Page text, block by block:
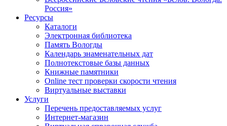
Россия»
Ресурсы
Каталоги
Электронная библиотека
Память Вологды
Календарь знаменательных дат
Полнотекстовые базы данных
Книжные памятники
Online тест проверки скорости чтения
Виртуальные выставки
Услуги
Перечень предоставляемых услуг
Интернет-магазин